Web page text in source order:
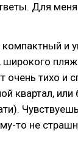
Для
компактный и
тихо и
квартал, или
то не